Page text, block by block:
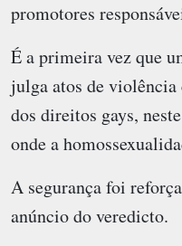
promotores
É a primeira vez que
julga atos de
dos direitos gays,
onde a
A segurança foi
anúncio do veredicto.